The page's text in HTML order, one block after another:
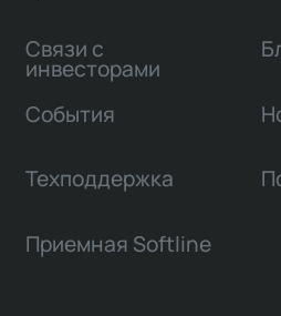
Связи с
инвесторами
События
Техподдержка
Приемная Softline